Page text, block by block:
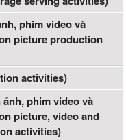
phim video và
picture production
activities)
phim video và
picture, video and
activities)